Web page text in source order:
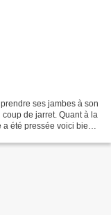
ses jambes à son
de jarret. Quant à la
été pressée voici bien